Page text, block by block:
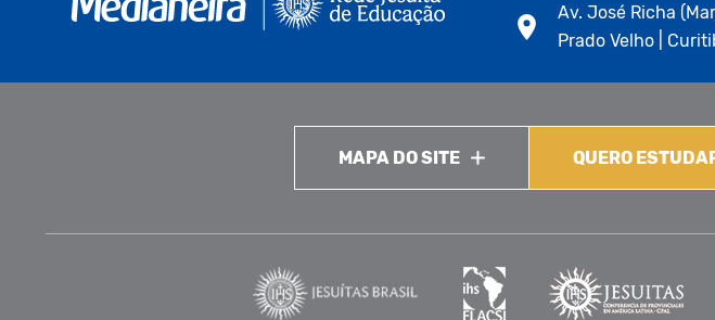
Av. José Richa
Prado Velho |
MAPA DO SITE QUERO